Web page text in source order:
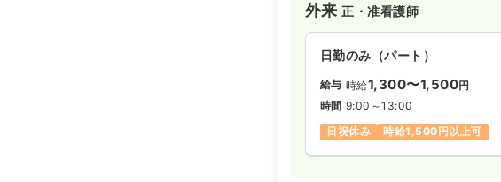
外来正・准看護師
日勤のみ（パート）
給与 時給1,300〜1,500円
時間 9:00～13:00
日祝休み
時給1,500円以上可